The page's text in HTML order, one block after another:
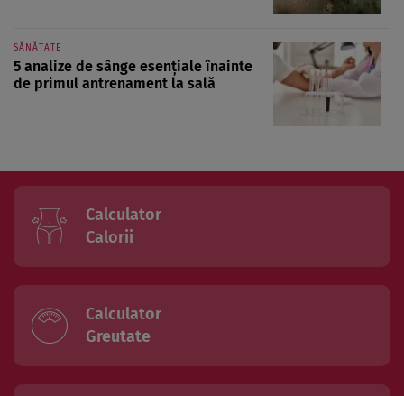
SĂNĂTATE
5 analize de sânge esențiale înainte
de primul antrenament la sală
Calculator
Calorii
Calculator
Greutate